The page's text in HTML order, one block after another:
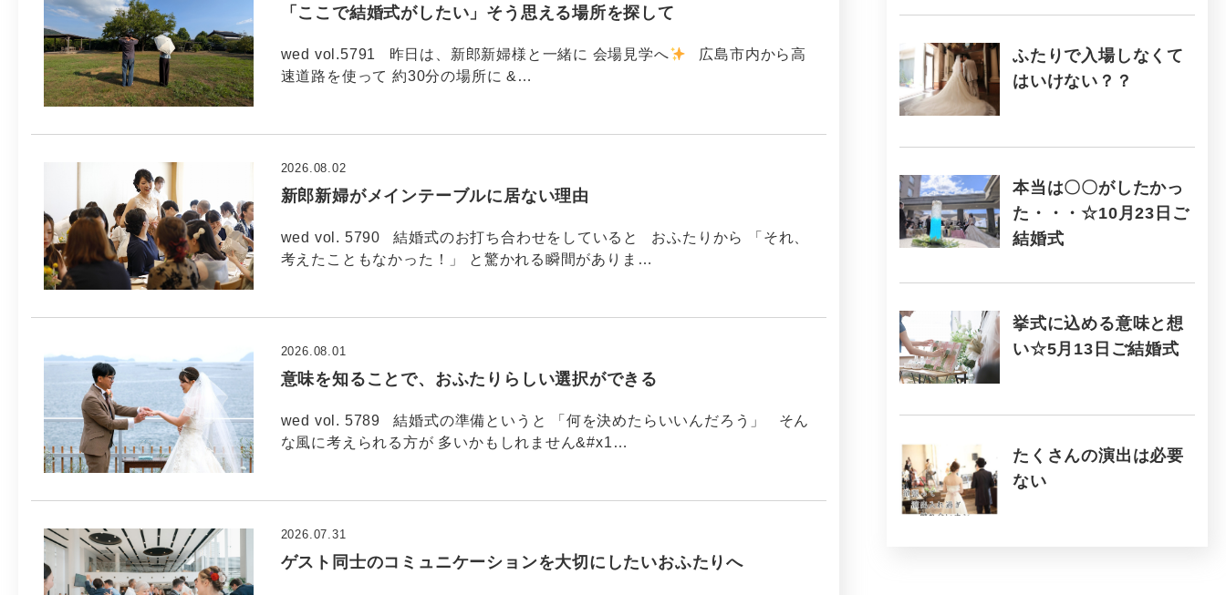
「ここで結婚式がしたい」そう思える場所を探して
wed vol.5791 昨日は、新郎新婦様と一緒に 会場見学へ
広島市内から高
速道路を使って 約30分の場所に &…
新郎新婦がメインテーブルに居ない理由
2026.08.02
wed vol. 5790 結婚式のお打ち合わせをしていると おふたりから 「それ、
考えたこともなかった！」 と驚かれる瞬間がありま…
意味を知ることで、おふたりらしい選択ができる
2026.08.01
wed vol. 5789 結婚式の準備というと 「何を決めたらいいんだろう」 そん
な風に考えられる方が 多いかもしれません&#x1…
ゲスト同士のコミュニケーションを大切にしたいおふたりへ
2026.07.31
ふたりで入場しなくて
はいけない？？
本当は〇〇がしたかっ
た・・・☆10月23日ご
結婚式
挙式に込める意味と想
い☆5月13日ご結婚式
たくさんの演出は必要
ない